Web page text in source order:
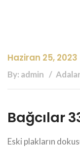
Haziran 25, 2023
By: admin
Bağcılar
Eski plakların